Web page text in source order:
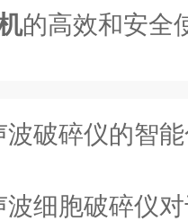
的高效和安全
波破碎仪的智
波细胞破碎仪